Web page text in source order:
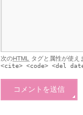
次のHTML タグと属性が使え
<cite> <code> <del